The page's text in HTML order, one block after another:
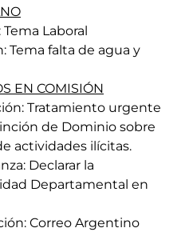
Tema Laboral
Tema falta de agua y
EN COMISIÓN
Tratamiento urgente
de Dominio sobre
actividades ilícitas.
Declarar la
Departamental en
Correo Argentino